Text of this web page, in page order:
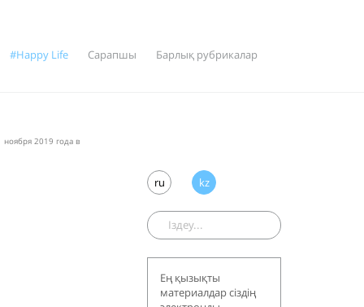
#Happy Life Сарапшы Барлық рубрикалар
2019 года в
ru kz
Ең қызықты
материалдар сіздің